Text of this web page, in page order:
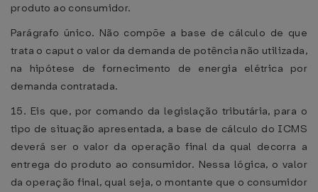
produto ao consumidor.
Parágrafo único. Não compõe a base de cálculo de que
trata o caput o valor da demanda de potência não utilizada,
na hipótese de fornecimento de energia elétrica por
demanda contratada.
15. Eis que, por comando da legislação tributária, para o
tipo de situação apresentada, a base de cálculo do ICMS
deverá ser o valor da operação final da qual decorra a
entrega do produto ao consumidor. Nessa lógica, o valor
da operação final, qual seja, o montante que o consumidor